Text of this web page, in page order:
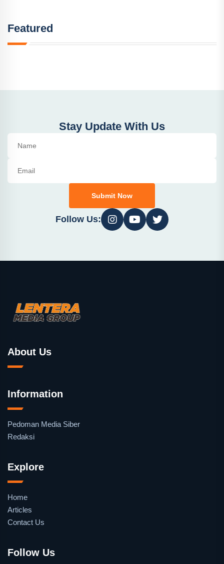
Featured
Stay Update With Us
Submit Now
Follow Us:
About Us
Information
Pedoman Media Siber
Redaksi
Explore
Home
Articles
Contact Us
Follow Us